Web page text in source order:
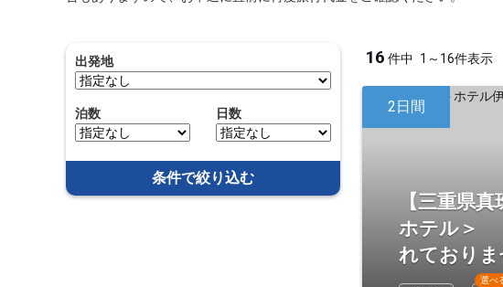
出発地
泊数 日数
条件で絞り込む
16 件中 1～16件表示
2日間
【三重県
ホテル＞ ※
れておりま
選べ